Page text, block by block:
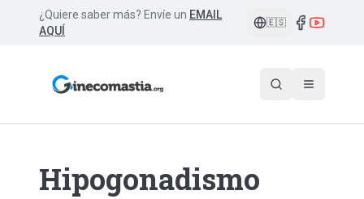
¿Quiere saber más? Envíe un EMAIL
AQUÍ
🇪🇸
Hipogonadismo